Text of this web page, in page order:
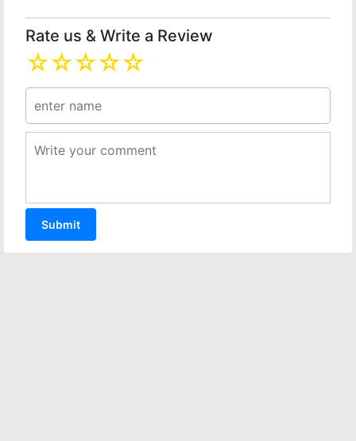
Rate us & Write a Review
☆
☆
☆
☆
☆